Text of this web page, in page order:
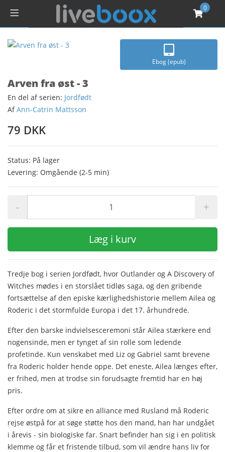
0
Ebog (epub)
Arven fra øst - 3
En del af serien: Jordfødt
AfAnn-Catrin Mattsson
79 DKK
Status: På lager
Levering: Omgående (2-5 min)
- +
Læg i kurv
Tredje bog i serien Jordfødt, hvor Outlander og A Discovery of
Witches mødes i en storslået tidløs saga, og den gribende
fortsættelse af den episke kærlighedshistorie mellem Ailea og
Roderic i det stormfulde Europa i det 17. århundrede.
Efter den barske indvielsesceremoni står Ailea stærkere end
nogensinde, men er tynget af sin rolle som ledende
profetinde. Kun venskabet med Liz og Gabriel samt brevene
fra Roderic holder hende oppe. Det eneste, Ailea længes efter,
er frihed, men at trodse sin forudsagte fremtid har en høj
pris.
Efter ordre om at sikre en alliance med Rusland må Roderic
rejse østpå for at søge støtte hos den mand, han har undgået
i årevis - sin biologiske far. Snart befinder han sig i en politisk
klemme og får et fristende tilbud, som vil ændre hans liv for